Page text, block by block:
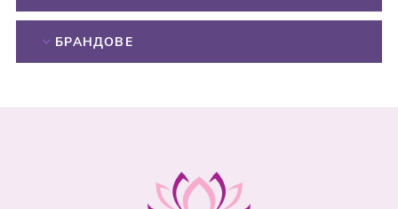
БРАНДОВЕ